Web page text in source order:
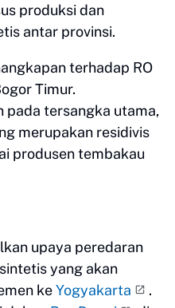
produksi dan
antar provinsi.
terhadap RO
Timur.
pada tersangka utama,
merupakan residivis
produsen tembakau
upaya peredaran
yang akan
keYogyakarta
.